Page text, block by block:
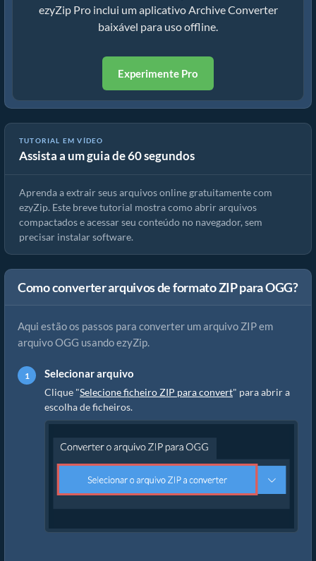
ezyZip Pro inclui um aplicativo Archive Converter
baixável para uso offline.
Experimente Pro
TUTORIAL EM VÍDEO
Assista a um guia de 60 segundos
Como extrair arquivos online com ezyZip (grátis, sem instalação)
Aprenda a extrair seus arquivos online gratuitamente com
ezyZip. Este breve tutorial mostra como abrir arquivos
compactados e acessar seu conteúdo no navegador, sem
precisar instalar software.
Como converter arquivos de formato ZIP para OGG?
Aqui estão os passos para converter um arquivo ZIP em
arquivo OGG usando ezyZip.
Selecionar arquivo
Clique "Selecione ficheiro ZIP para convert" para abrir a
escolha de ficheiros.